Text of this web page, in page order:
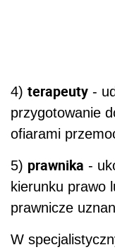
4) terapeuty -
przygotowanie
ofiarami
5) prawnika -
kierunku prawo
prawnicze
W